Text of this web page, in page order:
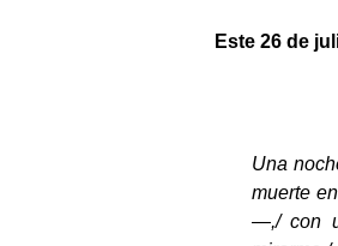
Este 26 de
Una
muerte
—,/ con